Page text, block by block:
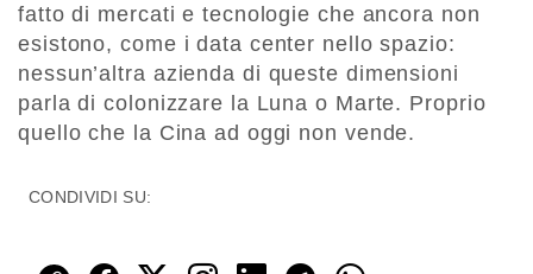
fatto di mercati e tecnologie che ancora non
esistono, come i data center nello spazio:
nessun’altra azienda di queste dimensioni
parla di colonizzare la Luna o Marte. Proprio
quello che la Cina ad oggi non vende.
CONDIVIDI SU: